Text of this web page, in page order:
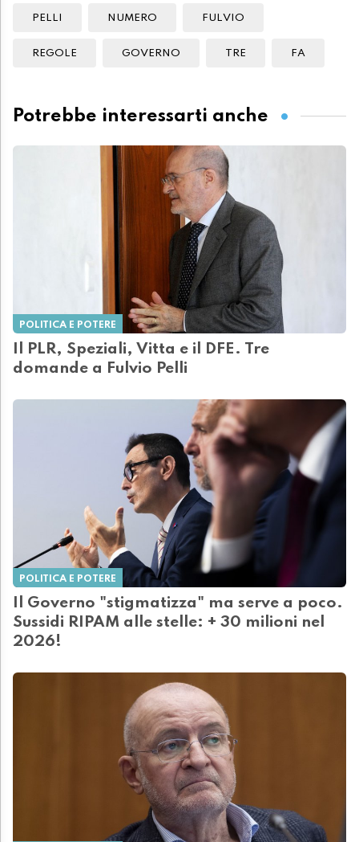
PELLI NUMERO FULVIO
REGOLE GOVERNO TRE FA
Potrebbe interessarti anche
POLITICA E POTERE
Il PLR, Speziali, Vitta e il DFE. Tre
domande a Fulvio Pelli
POLITICA E POTERE
Il Governo "stigmatizza" ma serve a poco.
Sussidi RIPAM alle stelle: + 30 milioni nel
2026!